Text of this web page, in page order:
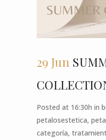
29 Jun
Posted at 16:30h in
petalosestetica,
categoría,